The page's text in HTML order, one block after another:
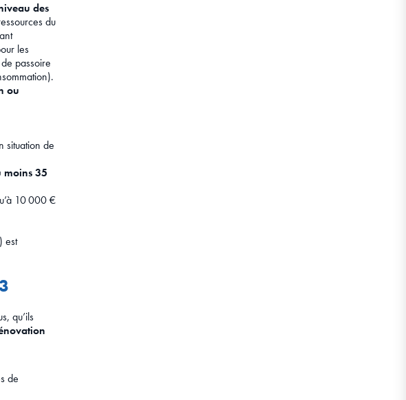
des
du
les
passoire
ou
situation de
moins 35
10 000 €
est
qu’ils
de